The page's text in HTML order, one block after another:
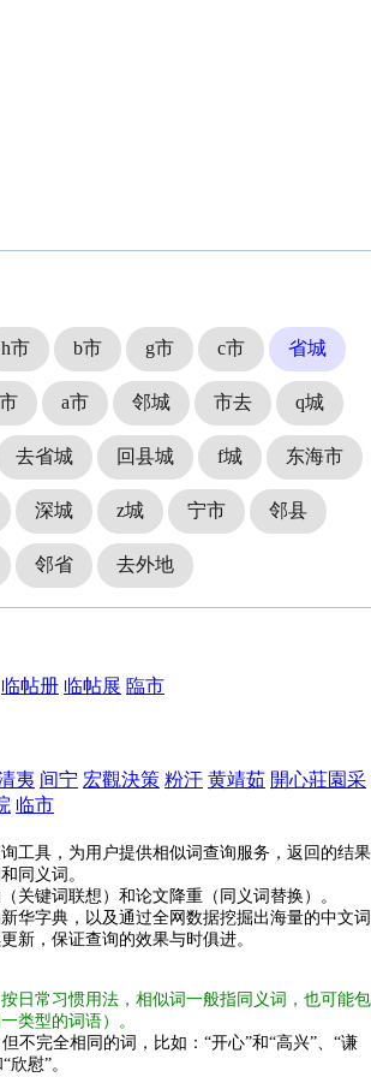
h市 b市 g市 c市 省城
a市 邻城 市去 q城
去省城 回县城 f城 东海市
深城 z城 宁市 邻县
邻省 去外地
临帖册 临帖展 臨市
夷 间宁 宏觀決策 粉汗 黄靖茹 開心莊園采
临市
工具，为用户提供相似词查询服务，返回的结果
同义词。
关键词联想）和论文降重（同义词替换）。
华字典，以及通过全网数据挖掘出海量的中文词
新，保证查询的效果与时俱进。
日常习惯用法，相似词一般指同义词，也可能包
类型的词语）。
不完全相同的词，比如：“开心”和“高兴”、“谦
欣慰”。